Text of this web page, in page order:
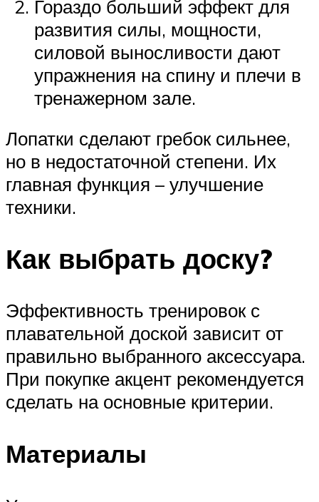
Гораздо больший эффект для
развития силы, мощности,
силовой выносливости дают
упражнения на спину и плечи в
тренажерном зале.
Лопатки сделают гребок сильнее,
но в недостаточной степени. Их
главная функция – улучшение
техники.
Как выбрать доску?
Эффективность тренировок с
плавательной доской зависит от
правильно выбранного аксессуара.
При покупке акцент рекомендуется
сделать на основные критерии.
Материалы